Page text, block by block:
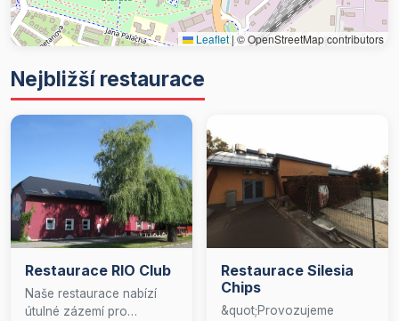
Leaflet |© OpenStreetMap contributors
Nejbližší restaurace
Restaurace RIO Club
Naše restaurace nabízí
útulné zázemí pro
Restaurace Silesia
Chips
&quot;Provozujeme